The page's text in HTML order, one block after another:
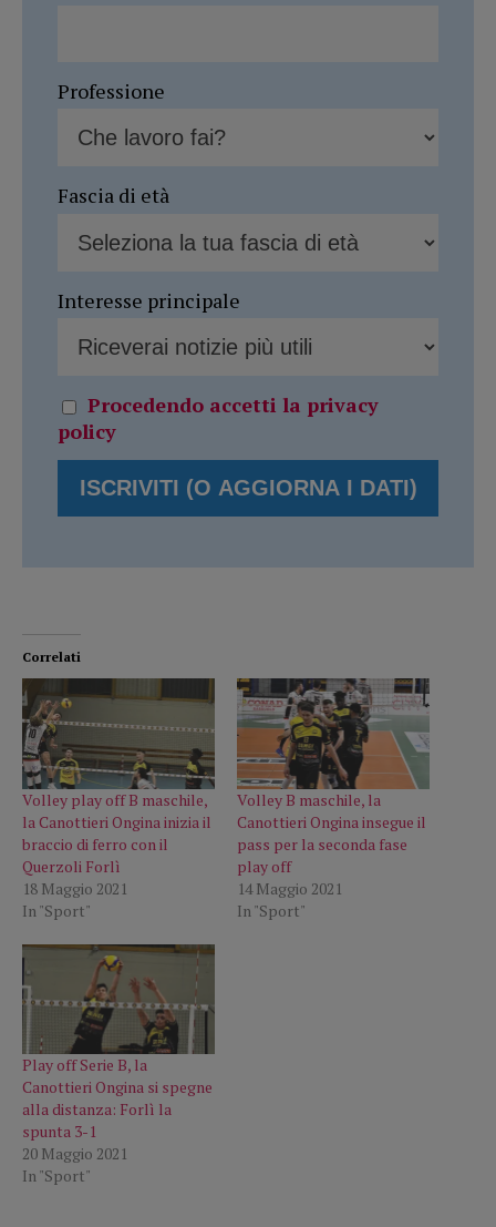
Professione
Fascia di età
Interesse principale
Procedendo accetti la privacy
policy
Correlati
Volley play off B maschile,
la Canottieri Ongina inizia il
braccio di ferro con il
Querzoli Forlì
18 Maggio 2021
In "Sport"
Volley B maschile, la
Canottieri Ongina insegue il
pass per la seconda fase
play off
14 Maggio 2021
In "Sport"
Play off Serie B, la
Canottieri Ongina si spegne
alla distanza: Forlì la
spunta 3-1
20 Maggio 2021
In "Sport"